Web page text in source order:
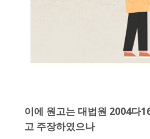
이에 원고는 대법원 2004다
고 주장하였으나